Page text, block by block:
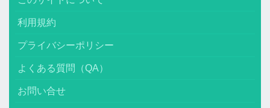
利用規約
プライバシーポリシー
よくある質問（QA）
お問い合せ